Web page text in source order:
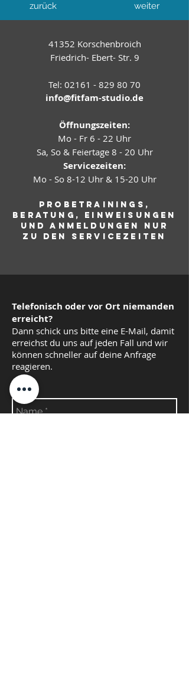
zurück weiter
41352 Korschenbroich
Friedrich- Ebert- Str. 9
Tel: 02161 - 829 80 70
info@fitfam-studio.de
Öffnungszeiten:
Mo - Fr 6 - 22 Uhr
Sa, So & Feiertage 8 - 20 Uhr
Servicezeiten:
Mo - So 8-12 Uhr & 15-20 Uhr
Probetrainings,
Beratung, Einweisungen
und Anmeldungen nur
zu den Servicezeiten
Telefonisch oder vor Ort niemanden
erreicht?
Dann schick uns bitte eine E-Mail, damit
erreichst du uns auf jeden Fall und wir
können schneller auf deine Anfrage
reagieren.